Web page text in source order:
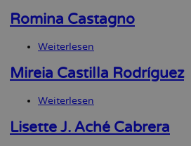
Avella
Marcos
Romina Castagno
Weiterlesen
Castagno
Mireia Castilla Rodríguez
Weiterlesen
Castilla
Rodríguez
Lisette J. Aché Cabrera